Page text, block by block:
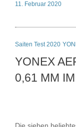
11. Februar 2020
Saiten Test 2020
YONEX
0,61 MM